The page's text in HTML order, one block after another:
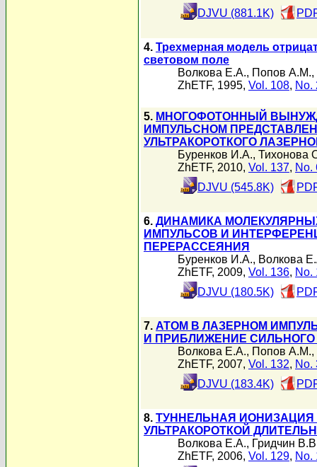
DJVU (881.1K)
4. Трехмерная модель
световом поле
Волкова Е.А., Попов А.М.,
ZhETF, 1995, Vol. 108, No.
5. МНОГОФОТОННЫЙ
ИМПУЛЬСНОМ
УЛЬТРАКОРОТКОГО
Буренков И.А., Тихонова
ZhETF, 2010, Vol. 137, No.
DJVU (545.8K)
6. ДИНАМИКА
ИМПУЛЬСОВ И
ПЕРЕРАССЕЯНИЯ
Буренков И.А., Волкова
ZhETF, 2009, Vol. 136, No.
DJVU (180.5K)
7. АТОМ В ЛАЗЕРНОМ
И ПРИБЛИЖЕНИЕ
Волкова Е.А., Попов А.М.,
ZhETF, 2007, Vol. 132, No.
DJVU (183.4K)
8. ТУННЕЛЬНАЯ
УЛЬТРАКОРОТКОЙ
Волкова Е.А., Гридчин
ZhETF, 2006, Vol. 129, No.